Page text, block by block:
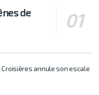
de
annule son escale